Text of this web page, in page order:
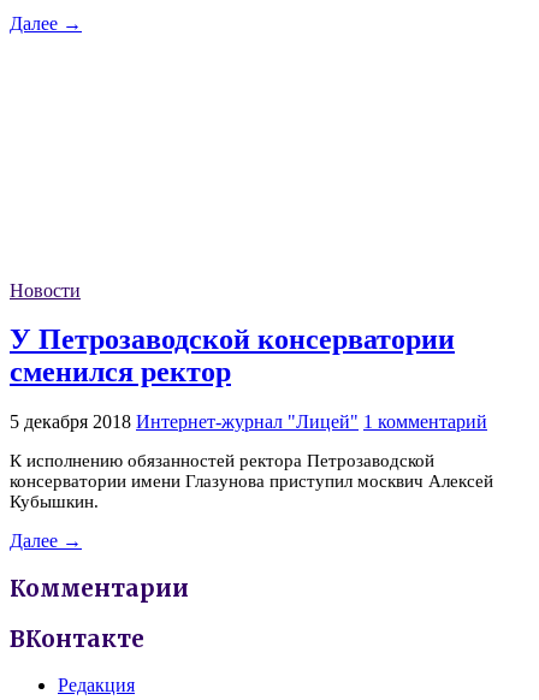
Далее →
Новости
У Петрозаводской консерватории
сменился ректор
5 декабря 2018 Интернет-журнал "Лицей" 1 комментарий
К исполнению обязанностей ректора Петрозаводской
консерватории имени Глазунова приступил москвич Алексей
Кубышкин.
Далее →
Комментарии
ВКонтакте
Редакция